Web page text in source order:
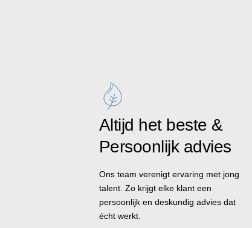
Altijd het beste &
Persoonlijk advies
Ons team verenigt ervaring met jong
talent. Zo krijgt elke klant een
persoonlijk en deskundig advies dat
écht werkt.